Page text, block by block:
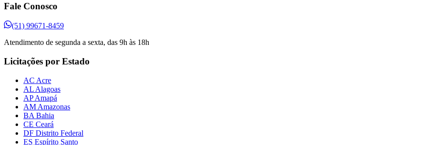
Fale Conosco
(51) 99671-8459
Atendimento de segunda a sexta, das 9h às 18h
Licitações por Estado
AC Acre
AL Alagoas
AP Amapá
AM Amazonas
BA Bahia
CE Ceará
DF Distrito Federal
ES Espírito Santo